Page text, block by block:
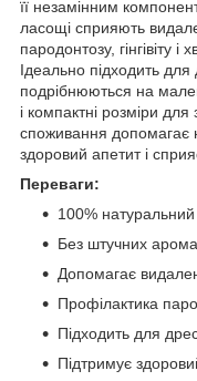
її незамінним
ласощі сприяють
пародонтозу, гінгівіту
Ідеально підходить
подрібнюються на
і компактні розміри
споживання допомагає
здоровий апетит і
Переваги:
100%
Без штучних
Допомагає
Профілактика
Підходить для
Підтримує